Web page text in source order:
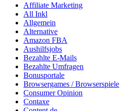
Affiliate Marketing
All Inkl
Allgemein
Alternative
Amazon FBA
Aushilfsjobs
Bezahlte E-Mails
Bezahlte Umfragen
Bonusportale
Browsergames / Browserspiele
Consumer Opinion
Contaxe